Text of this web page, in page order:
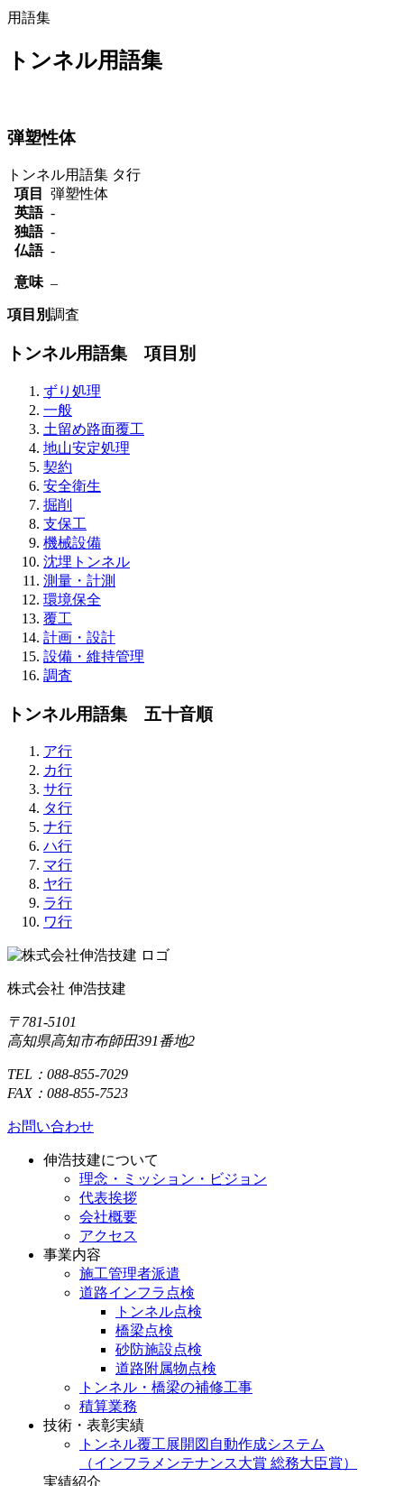
用語集
トンネル用語集
弾塑性体
トンネル用語集 タ行
項目
弾塑性体
英語 -
独語 -
仏語 -
意味 –
項目別調査
トンネル用語集 項目別
ずり処理
一般
土留め路面覆工
地山安定処理
契約
安全衛生
掘削
支保工
機械設備
沈埋トンネル
測量・計測
環境保全
覆工
計画・設計
設備・維持管理
調査
トンネル用語集 五十音順
ア行
カ行
サ行
タ行
ナ行
ハ行
マ行
ヤ行
ラ行
ワ行
株式会社 伸浩技建
〒781-5101
高知県高知市布師田391番地2
TEL：088-855-7029
FAX：088-855-7523
お問い合わせ
伸浩技建について
理念・ミッション・ビジョン
代表挨拶
会社概要
アクセス
事業内容
施工管理者派遣
道路インフラ点検
トンネル点検
橋梁点検
砂防施設点検
道路附属物点検
トンネル・橋梁の補修工事
積算業務
技術・表彰実績
トンネル覆工展開図自動作成システム
（インフラメンテナンス大賞 総務大臣賞）
実績紹介